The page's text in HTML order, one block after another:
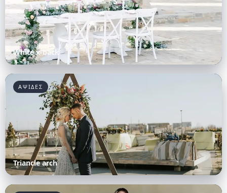
White x-back
ΑΨΙΔΕΣ
Triancle arch